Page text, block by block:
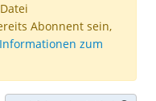
Abonnent sein,
zum